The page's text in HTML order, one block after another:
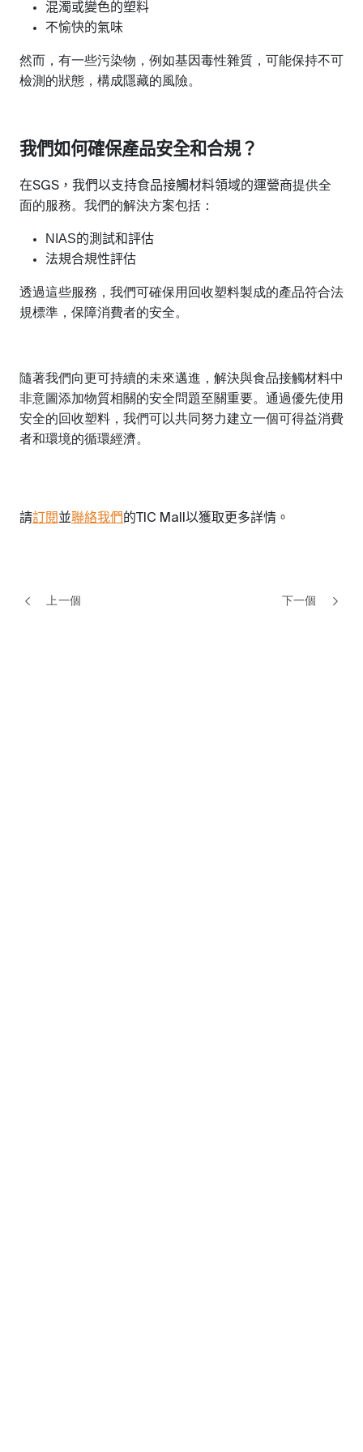
混濁或變色的塑料
不愉快的氣味
然而，有一些污染物，例如基因毒性雜質，可能保持不可
檢測的狀態，構成隱藏的風險。
我們如何確保產品安全和合規？
在SGS ，我們以支持食品接觸材料領域的運營商提供全
面的服務。我們的解決方案包括：
NIAS的測試和評估
法規合規性評估
透過這些服務，我們可確保用回收塑料製成的產品符合法
規標準 ， 保障消費者的安全。
隨著我們向更可持續的未來邁進，解決與食品接觸材料中
非意圖添加物質相關的安全問題至關重要。通過優先使用
安全的回收塑料，我們可以共同努力建立一個可得益消費
者和環境的循環經濟。
請訂閱並聯絡我們的 TIC Mall 以獲取更多詳情。
上一個 下一個